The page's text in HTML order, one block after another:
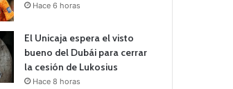
Hace 6 horas
El Unicaja espera el visto
bueno del Dubái para cerrar
la cesión de Lukosius
Hace 8 horas